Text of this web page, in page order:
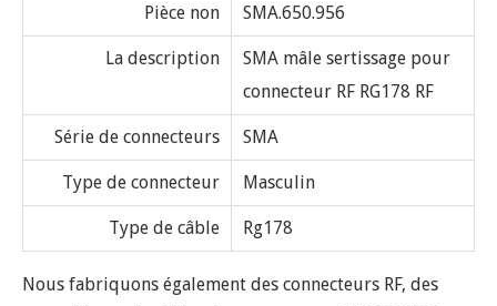
Pièce non SMA.650.956
La description
SMA mâle sertissage pour
connecteur RF RG178 RF
Série de connecteurs SMA
Type de connecteur Masculin
Type de câble Rg178
Nous fabriquons également des connecteurs RF, des